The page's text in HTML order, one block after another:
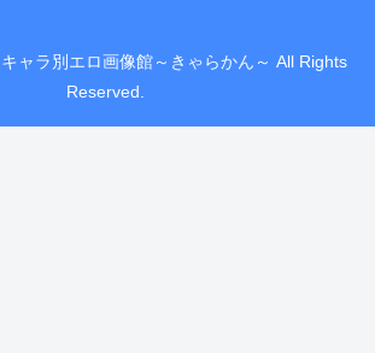
ャラ別エロ画像館～きゃらかん～ All Rights
Reserved.